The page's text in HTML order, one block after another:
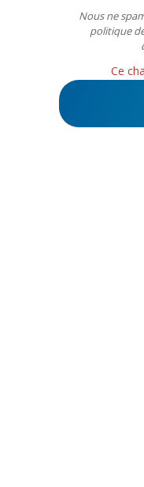
Nous ne
politique
Ce